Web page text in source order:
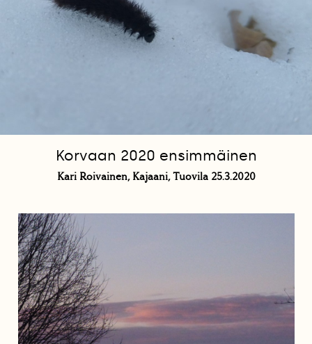
Korvaan 2020 ensimmäinen
Kari Roivainen, Kajaani, Tuovila 25.3.2020